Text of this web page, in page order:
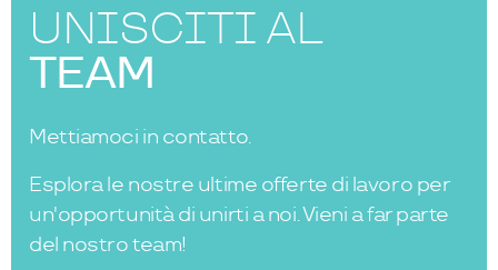
UNISCITI AL
TEAM
Mettiamoci in contatto.
Esplora le nostre ultime offerte di lavoro per
un'opportunità di unirti a noi. Vieni a far parte
del nostro team!